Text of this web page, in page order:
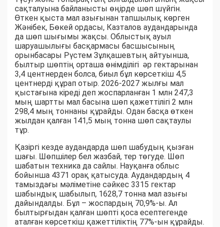
сақталуына байланысты өңірде шөп шүйгін.
Өткен қыста мал азығынан тапшылық көрген
Жәнібек, Бөкей ордасы, Казталов аудандарында
да шөп шығымы жақсы. Облыстық ауыл
шаруашылығы басқармасы басшысының
орынбасары Рүстем Зұлқашевтың айтуынша,
былтыр шөптің орташа өнімділігі әр гектарынан
3,4 центнерден болса, биыл бұл көрсеткіш 4,5
центнерді құрап отыр. 2026-2027 жылғы мал
қыстағына кіреді деп жоспарланған 1 млн 247,3
мың шартты мал басына шөп қажеттілігі 2 млн
298,4 мың тоннаны құрайды. Одан басқа өткен
жылдан қалған 141,5 мың тонна шөп сақтаулы
тұр.
Қазіргі кезде аудандарда шөп шабудың қызған
шағы. Шөпшілер бел жазбай, тер төгуде. Шөп
шабатын техника да сайлы. Науқанға облыс
бойынша 4371 орақ қатысуда. Аудандардың 4
тамыздағы мәліметіне сәйкес 3315 гектар
шабындық шабылып, 1628,7 тонна мал азығы
дайындалды. Бұл – жоспардың 70,9%-ы. Ал
былтырғыдан қалған шөпті қоса есептегенде
аталған көрсеткіш қажеттіліктің 77%-ын құрайды.